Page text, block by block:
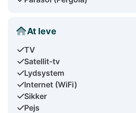
At leve
TV
Satellit-tv
Lydsystem
Internet (WiFi)
Sikker
Pejs